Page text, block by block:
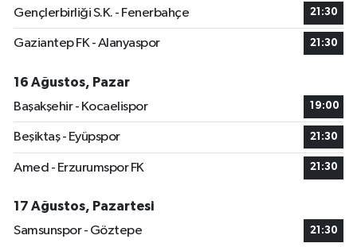
Gençlerbirliği S.K. - Fenerbahçe 21:30
Gaziantep FK - Alanyaspor 21:30
16 Ağustos, Pazar
Başakşehir - Kocaelispor
19:00
Beşiktaş - Eyüpspor 21:30
Amed - Erzurumspor FK 21:30
17 Ağustos, Pazartesi
Samsunspor - Göztepe
21:30